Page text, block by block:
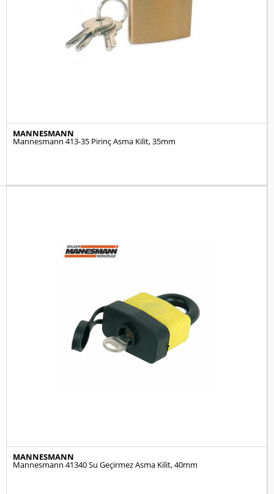
MANNESMANN
Mannesmann 413-35 Pirinç Asma Kilit, 35mm
MANNESMANN
Mannesmann 41340 Su Geçirmez Asma Kilit, 40mm